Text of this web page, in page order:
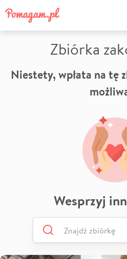
Zbiórka
Niestety, wpłata na tę
Wesprzyj